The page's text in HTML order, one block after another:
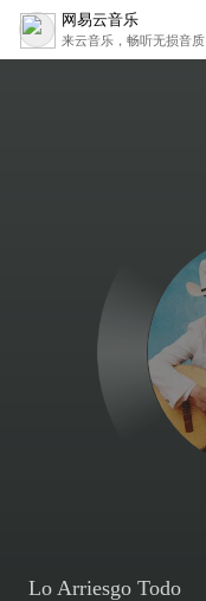
网易云音乐
来云音乐，畅听无损音质
Lo Arriesgo Todo